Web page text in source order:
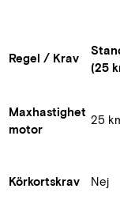
Regel / Krav
(25
Maxhastighet
motor
25
Körkortskrav Nej